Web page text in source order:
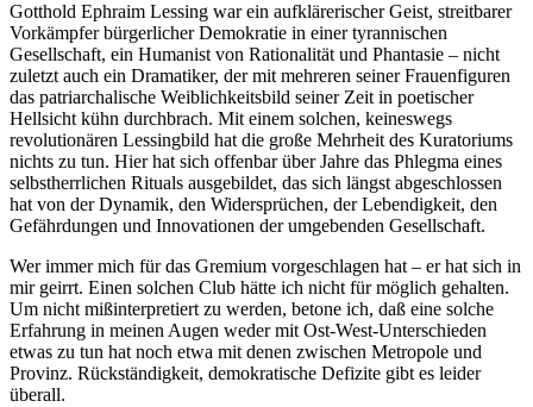
Gotthold Ephraim Lessing war ein aufklärerischer Geist, streitbarer
Vorkämpfer bürgerlicher Demokratie in einer tyrannischen
Gesellschaft, ein Humanist von Rationalität und Phantasie – nicht
zuletzt auch ein Dramatiker, der mit mehreren seiner Frauenfiguren
das patriarchalische Weiblichkeitsbild seiner Zeit in poetischer
Hellsicht kühn durchbrach. Mit einem solchen, keineswegs
revolutionären Lessingbild hat die große Mehrheit des Kuratoriums
nichts zu tun. Hier hat sich offenbar über Jahre das Phlegma eines
selbstherrlichen Rituals ausgebildet, das sich längst abgeschlossen
hat von der Dynamik, den Widersprüchen, der Lebendigkeit, den
Gefährdungen und Innovationen der umgebenden Gesellschaft.
Wer immer mich für das Gremium vorgeschlagen hat – er hat sich in
mir geirrt. Einen solchen Club hätte ich nicht für möglich gehalten.
Um nicht mißinterpretiert zu werden, betone ich, daß eine solche
Erfahrung in meinen Augen weder mit Ost-West-Unterschieden
etwas zu tun hat noch etwa mit denen zwischen Metropole und
Provinz. Rückständigkeit, demokratische Defizite gibt es leider
überall.